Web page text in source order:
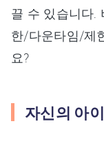
끌 수 있습니다.
한/다운타임/제
요?
자신의 아